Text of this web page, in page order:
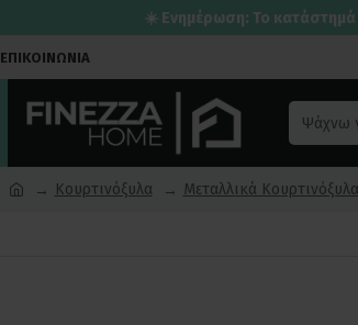
☀️ Ενημέρωση: Το κατάστημά
ΕΠΙΚΟΙΝΩΝΙΑ
Κουρτινόξυλα Μεταλλικά Κουρτινόξυλα